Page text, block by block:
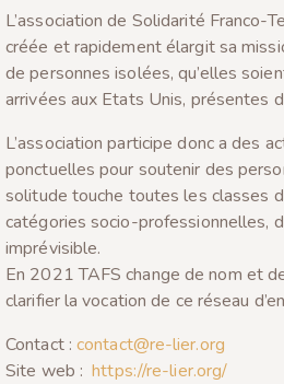
L’association de Solidarité Franco-
créée et rapidement élargit sa
de personnes isolées, qu’elles
arrivées aux Etats Unis, présentes
L’association participe donc a des
ponctuelles pour soutenir des
solitude touche toutes les classes
catégories socio-professionnelles,
imprévisible.
En 2021 TAFS change de nom et
clarifier la vocation de ce réseau
Contact : contact@re-lier.org
Site web :https://re-lier.org/